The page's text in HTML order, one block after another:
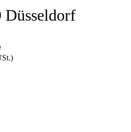
Düsseldorf